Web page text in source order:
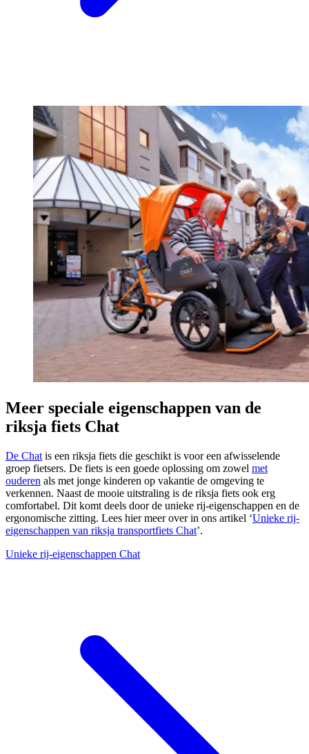
Meer speciale eigenschappen van de
riksja fiets Chat
De Chat is een riksja fiets die geschikt is voor een afwisselende
groep fietsers. De fiets is een goede oplossing om zowel met
ouderen als met jonge kinderen op vakantie de omgeving te
verkennen. Naast de mooie uitstraling is de riksja fiets ook erg
comfortabel. Dit komt deels door de unieke rij-eigenschappen en de
ergonomische zitting. Lees hier meer over in ons artikel ‘Unieke rij-
eigenschappen van riksja transportfiets Chat’.
Unieke rij-eigenschappen Chat